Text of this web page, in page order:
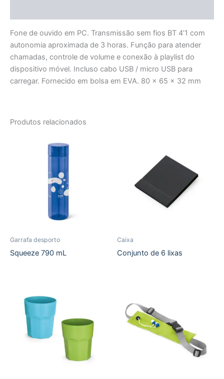
Fone de ouvido em PC. Transmissão sem fios BT 4’1 com
autonomia aproximada de 3 horas. Função para atender
chamadas, controle de volume e conexão à playlist do
dispositivo móvel. Incluso cabo USB / micro USB para
carregar. Fornecido em bolsa em EVA. 80 x 65 x 32 mm
Produtos relacionados
Garrafa desporto
Squeeze 790 mL
Caixa
Conjunto de 6 lixas